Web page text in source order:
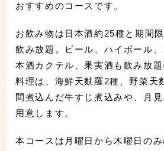
おすすめのコースです。
お飲み物は日本酒約25種と期間
飲み放題。ビール、ハイボール
本酒カクテル、果実酒も飲み放
料理は、海鮮天麩羅2種、野菜天
間煮込んだ牛すじ煮込みや、月
用意します。
本コースは月曜日から木曜日の